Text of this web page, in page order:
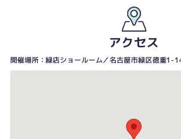
アクセス
開催場所：緑店ショールーム／名古屋市緑区徳重1-